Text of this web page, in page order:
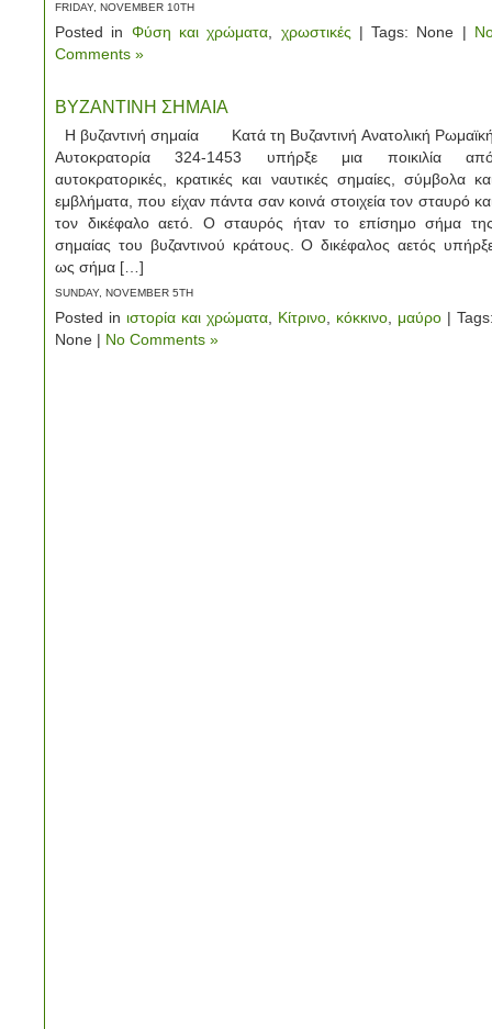
FRIDAY, NOVEMBER 10TH
Posted in Φύση και χρώματα χρωστικές | Tags: None |
Comments »
ΒΥΖΑΝΤΙΝΗ ΣΗΜΑΙΑ
Η βυζαντινή σημαία Κατά τη Βυζαντινή Ανατολική
Αυτοκρατορία 324-1453 υπήρξε μια ποικιλία
αυτοκρατορικές, κρατικές και ναυτικές σημαίες, σύμβολα
εμβλήματα, που είχαν πάντα σαν κοινά στοιχεία τον σταυρό
τον δικέφαλο αετό. Ο σταυρός ήταν το επίσημο σήμα
σημαίας του βυζαντινού κράτους. Ο δικέφαλος αετός
ως σήμα […]
SUNDAY, NOVEMBER 5TH
Posted in ιστορία και χρώματα Κίτρινο κόκκινο μαύρο |
None | No Comments »